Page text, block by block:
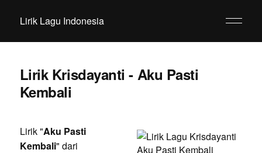
Lirik Lagu Indonesia
Lirik Krisdayanti - Aku Pasti
Kembali
Lirik "Aku Pasti
Kembali" dari